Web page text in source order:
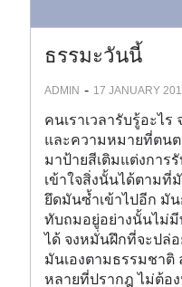
ธรรมะวันนี้
ADMIN - 17 JANUARY
คนเราเวลารับรู้อะไร
และความหมายที่ตน
มาป้ายสีเติมแต่งการ
เข้าใจสิ่งนั้นได้ตามที่
ยึดมันซ้ำเข้าไปอีก มั
ทับถมอยู่อย่างนั้นไม่มี
ได้ จงหมั่นฝึกที่จะปล่อ
มันเองตามธรรมชา
หลายที่ปรากฎ ไม่ต้อ